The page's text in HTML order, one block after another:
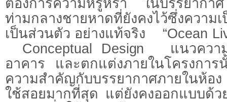
ต้องการความหรูหรา ในบรรย
ท่ามกลางชายหาดที่ยังคงไว้ซึ่งควา
เป็นส่วนตัว อย่างแท้จริง “Ocean
Conceptual Design แนวความ
อาคาร และตกแต่งภายในโครงกา
ความสำคัญกับบรรยากาศภายใน
ใช้สอยมากที่สุด แต่ยังคงออกแบบด้ว